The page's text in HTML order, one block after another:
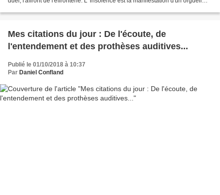
Mes citations du jour : De l'écoute, de
l'entendement et des prothèses auditives...
Publié le 01/10/2018 à 10:37
Par Daniel Confland